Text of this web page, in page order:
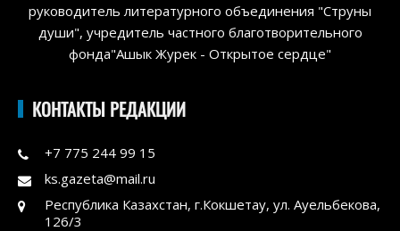
руководитель литературного объединения "Струны
души", учредитель частного благотворительного
фонда"Ашык Журек - Открытое сердце"
КОНТАКТЫ РЕДАКЦИИ
+7 775 244 99 15
ks.gazeta@mail.ru
Республика Казахстан, г.Кокшетау, ул. Ауельбекова,
126/3